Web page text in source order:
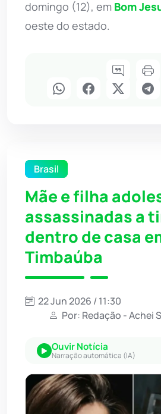
domingo (12), em Bom
oeste do estado.
Brasil
Mãe e filha
assassinadas a
dentro de casa
Timbaúba
22 Jun 2026 / 11:30
Por: Redação - Achei
Ouvir Notícia
Narração automática (IA)